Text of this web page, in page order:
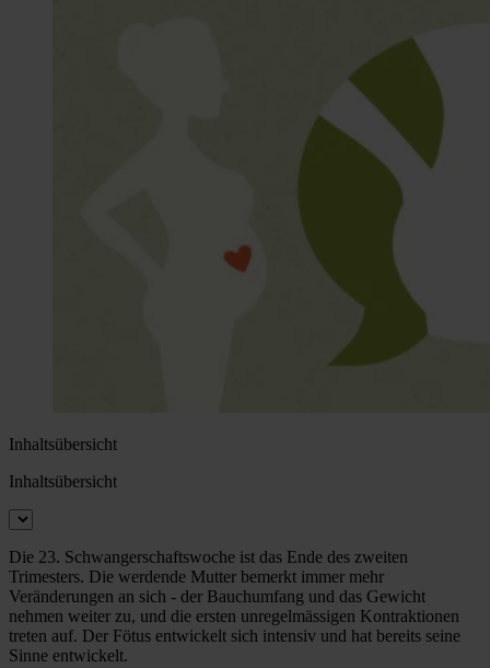
Inhaltsübersicht
Inhaltsübersicht
Die 23. Schwangerschaftswoche ist das Ende des zweiten
Trimesters. Die werdende Mutter bemerkt immer mehr
Veränderungen an sich - der Bauchumfang und das Gewicht
nehmen weiter zu, und die ersten unregelmässigen Kontraktionen
treten auf. Der Fötus entwickelt sich intensiv und hat bereits seine
Sinne entwickelt.